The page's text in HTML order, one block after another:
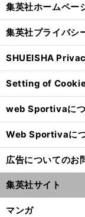
集英社ホームペー
集英社プライバシ
SHUEISHA
Setting of
web Sportivaに
Web Sportivaに
広告についてのお
集英社サイト
マンガ